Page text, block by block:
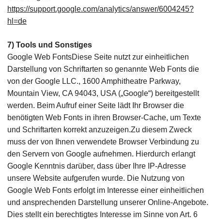
https://support.google.com/analytics/answer/6004245?
hl=de
7) Tools und Sonstiges
Google Web FontsDiese Seite nutzt zur einheitlichen
Darstellung von Schriftarten so genannte Web Fonts die
von der Google LLC., 1600 Amphitheatre Parkway,
Mountain View, CA 94043, USA („Google“) bereitgestellt
werden. Beim Aufruf einer Seite lädt Ihr Browser die
benötigten Web Fonts in ihren Browser-Cache, um Texte
und Schriftarten korrekt anzuzeigen.Zu diesem Zweck
muss der von Ihnen verwendete Browser Verbindung zu
den Servern von Google aufnehmen. Hierdurch erlangt
Google Kenntnis darüber, dass über Ihre IP-Adresse
unsere Website aufgerufen wurde. Die Nutzung von
Google Web Fonts erfolgt im Interesse einer einheitlichen
und ansprechenden Darstellung unserer Online-Angebote.
Dies stellt ein berechtigtes Interesse im Sinne von Art. 6